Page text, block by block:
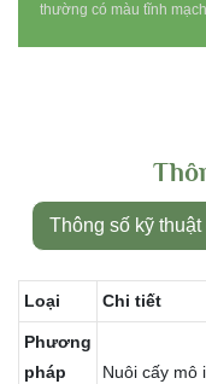
thường có màu tĩnh
Thông số kỹ thuật
Loại Chi tiết
Phương
pháp
Nuôi cấy mô